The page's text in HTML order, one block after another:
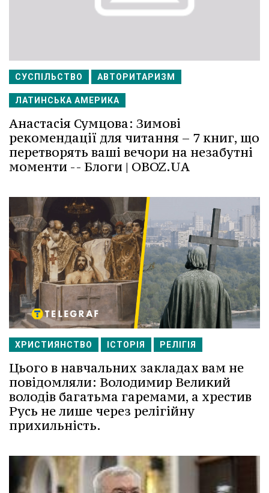
СУСПІЛЬСТВО АВТОРИТАРИЗМ
ЛАТИНСЬКА АМЕРИКА
Анастасія Сумцова: Зимові
рекомендації для читання – 7 книг, що
перетворять ваші вечори на незабутні
моменти -- Блоги | OBOZ.UA
ХРИСТИЯНСТВО ІСТОРІЯ РЕЛІГІЯ
Цього в навчальних закладах вам не
повідомляли: Володимир Великий
володів багатьма гаремами, а хрестив
Русь не лише через релігійну
прихильність.